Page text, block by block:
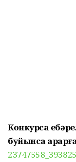
Конкурсҡа
буйынса